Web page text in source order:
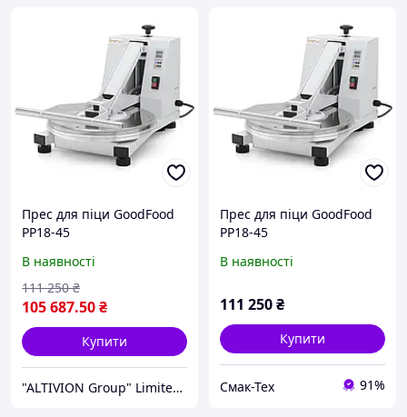
Прес для піци GoodFood
PP18-45
В наявності
105 687.50₴
111 250 ₴
Купити
"ALTIVION Group" Limited Liability Company
Прес для піци GoodFood
PP18-45
В наявності
111 250₴
Купити
Смак-Тех 91%